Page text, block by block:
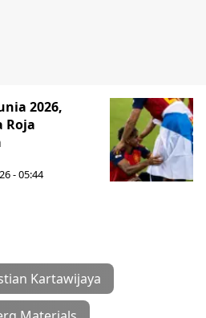
2026,
Roja
- 05:44
Kartawijaya